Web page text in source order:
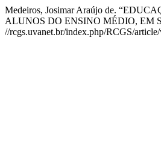
Medeiros, Josimar Araújo de.
ALUNOS DO ENSINO MÉDIO, EM
//rcgs.uvanet.br/index.php/RCGS/